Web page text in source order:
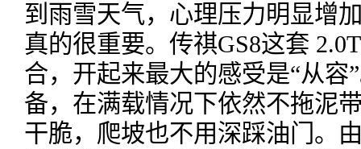
到雨雪天气，心理压力明显增
真的很重要。传祺GS8这套
合，开起来最大的感受是“从容
备，在满载情况下依然不拖泥
干脆，爬坡也不用深踩油门。